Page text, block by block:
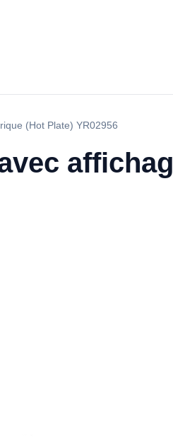
(Hot Plate) YR02956